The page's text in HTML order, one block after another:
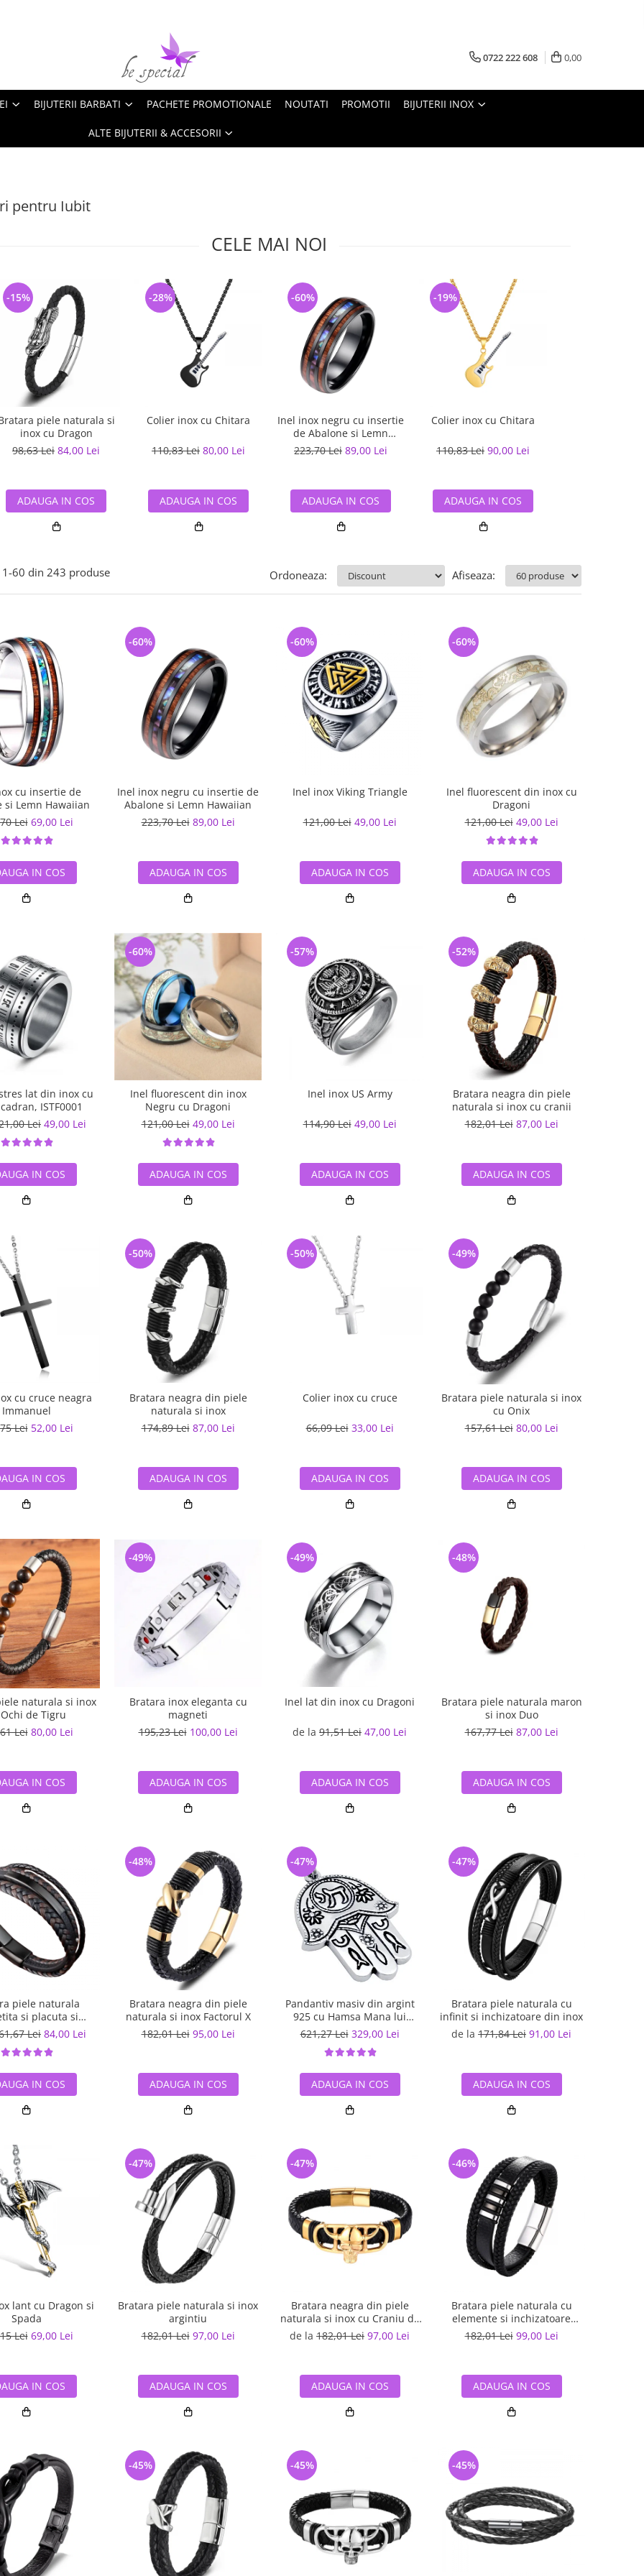
0722 222 608 0,00
BIJUTERII BARBATI PACHETE PROMOTIONALE NOUTATI PROMOTII BIJUTERII INOX
ALTE BIJUTERII & ACCESORII
pentru Iubit
CELE MAI NOI
piele naturala si
inox cu Dragon
98,63 Lei 84,00 Lei
-15%
ADAUGA IN COS
Colier inox cu Chitara
110,83 Lei 80,00 Lei
-28%
ADAUGA IN COS
Inel inox negru cu insertie
de Abalone si Lemn
Hawaiian
223,70 Lei 89,00 Lei
-60%
ADAUGA IN COS
Colier inox cu Chitara
110,83 Lei 90,00 Lei
-19%
ADAUGA IN COS
1-60 din 243 produse Afiseaza:
Ordoneaza:
cu insertie de
si Lemn Hawaiian
Lei 69,00 Lei
IN COS
Inel inox negru cu insertie de
Abalone si Lemn Hawaiian
223,70 Lei 89,00 Lei
-60%
ADAUGA IN COS
Inel inox Viking Triangle
121,00 Lei 49,00 Lei
-60%
ADAUGA IN COS
Inel fluorescent din inox cu
Dragoni
121,00 Lei 49,00 Lei
-60%
ADAUGA IN COS
lat din inox cu
ISTF0001
Lei 49,00 Lei
IN COS
Inel fluorescent din inox
Negru cu Dragoni
121,00 Lei 49,00 Lei
-60%
ADAUGA IN COS
Inel inox US Army
114,90 Lei 49,00 Lei
-57%
ADAUGA IN COS
Bratara neagra din piele
naturala si inox cu cranii
182,01 Lei 87,00 Lei
-52%
ADAUGA IN COS
cu cruce neagra
Immanuel
Lei 52,00 Lei
IN COS
Bratara neagra din piele
naturala si inox
174,89 Lei 87,00 Lei
-50%
ADAUGA IN COS
Colier inox cu cruce
66,09 Lei 33,00 Lei
-50%
ADAUGA IN COS
Bratara piele naturala si inox
cu Onix
157,61 Lei 80,00 Lei
-49%
ADAUGA IN COS
naturala si inox
de Tigru
Lei 80,00 Lei
IN COS
Bratara inox eleganta cu
magneti
195,23 Lei 100,00 Lei
-49%
ADAUGA IN COS
Inel lat din inox cu Dragoni
de la 91,51 Lei 47,00 Lei
-49%
ADAUGA IN COS
Bratara piele naturala maron
si inox Duo
167,77 Lei 87,00 Lei
-48%
ADAUGA IN COS
piele naturala
si placuta si
din inox
Lei 84,00 Lei
IN COS
Bratara neagra din piele
naturala si inox Factorul X
182,01 Lei 95,00 Lei
-48%
ADAUGA IN COS
Pandantiv masiv din argint
925 cu Hamsa Mana lui
Fatima
621,27 Lei 329,00 Lei
-47%
ADAUGA IN COS
Bratara piele naturala cu
infinit si inchizatoare din inox
de la 171,84 Lei 91,00 Lei
-47%
ADAUGA IN COS
lant cu Dragon si
Spada
Lei 69,00 Lei
IN COS
Bratara piele naturala si inox
argintiu
182,01 Lei 97,00 Lei
-47%
ADAUGA IN COS
Bratara neagra din piele
naturala si inox cu Craniu de
Viking
de la 182,01 Lei 97,00 Lei
-47%
ADAUGA IN COS
Bratara piele naturala cu
elemente si inchizatoare
argintii din inox
182,01 Lei 99,00 Lei
-46%
ADAUGA IN COS
-45% -45% -45%